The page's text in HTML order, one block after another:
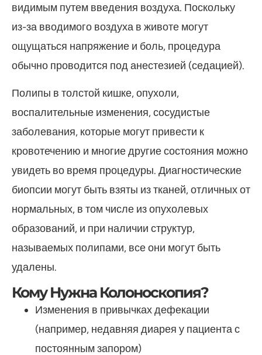
видимым путем введения воздуха. Поскольку
из-за вводимого воздуха в животе могут
ощущаться напряжение и боль, процедура
обычно проводится под анестезией (седацией).
Полипы в толстой кишке, опухоли,
воспалительные изменения, сосудистые
заболевания, которые могут привести к
кровотечению и многие другие состояния можно
увидеть во время процедуры. Диагностические
биопсии могут быть взяты из тканей, отличных от
нормальных, в том числе из опухолевых
образований, и при наличии структур,
называемых полипами, все они могут быть
удалены.
Кому Нужна Колоноскопия?
Изменения в привычках дефекации
(например, недавняя диарея у пациента с
постоянным запором)